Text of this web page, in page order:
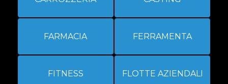
FARMACIA FERRAMENTA
FITNESS FLOTTE AZIENDALI